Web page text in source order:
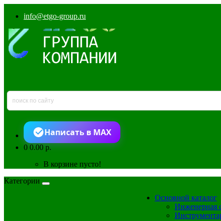
info@etgo-group.ru
Написать в MAX
00.00 р.
В корзине пусто!
Категории
Основной каталог
Инженерная